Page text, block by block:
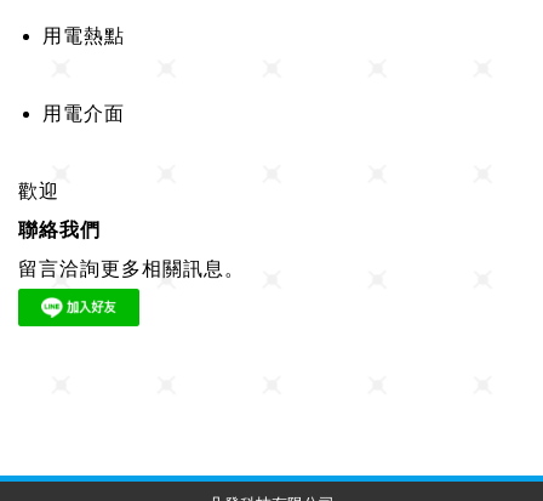
用電熱點
用電介面
歡迎
聯絡我們
留言洽詢更多相關訊息。